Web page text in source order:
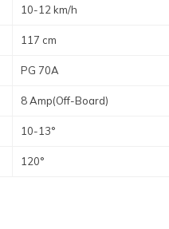
10-12 km/h
117 cm
PG 70A
8 Amp(Off-Board)
10-13°
120°